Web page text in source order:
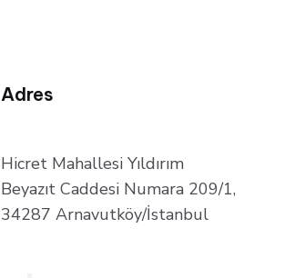
Adres
Hicret Mahallesi Yıldırım
Beyazıt Caddesi Numara 209/1,
34287 Arnavutköy/İstanbul